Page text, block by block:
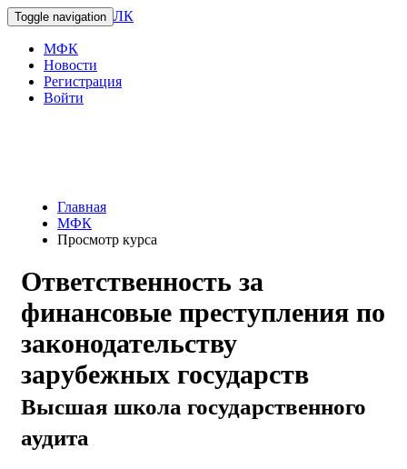
Toggle navigation ЛК
МФК
Новости
Регистрация
Войти
Главная
МФК
Просмотр курса
Ответственность за
финансовые преступления по
законодательству
зарубежных государств
Высшая школа государственного
аудита